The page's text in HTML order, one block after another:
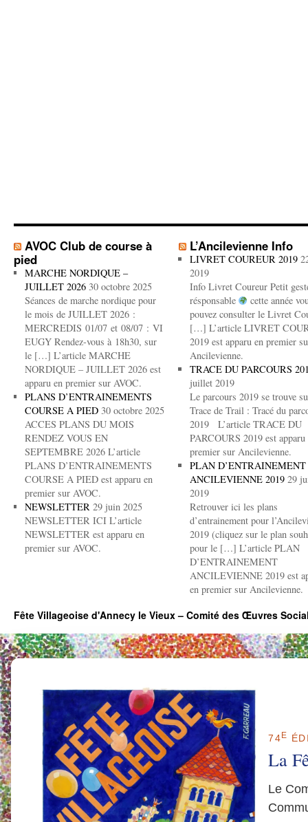
AVOC Club de course à
pied
MARCHE NORDIQUE –
JUILLET 2026 30 octobre 2025
Séances de marche nordique pour
le mois de JUILLET 2026 :
MERCREDIS 01/07 et 08/07 : VI
EUGY Rendez-vous à 18h30, sur
le […] L’article MARCHE
NORDIQUE – JUILLET 2026 est
apparu en premier sur AVOC.
PLANS D’ENTRAINEMENTS
COURSE A PIED 30 octobre 2025
ACCES PLANS DU MOIS
RENDEZ VOUS EN
SEPTEMBRE 2026 L’article
PLANS D’ENTRAINEMENTS
COURSE A PIED est apparu en
premier sur AVOC.
NEWSLETTER 29 juin 2025
NEWSLETTER ICI L’article
NEWSLETTER est apparu en
premier sur AVOC.
L’Ancilevienne Info
LIVRET COUREUR 2019
2019
Info Livret Coureur Petit
résponsable
cette année
pouvez consulter le Livret
[…] L’article LIVRET
2019 est apparu en premier
Ancilevienne.
TRACE DU PARCOURS
juillet 2019
Le parcours 2019 se trouve
Trace de Trail : Tracé du
2019 L’article TRACE DU
PARCOURS 2019 est apparu
premier sur Ancilevienne.
PLAN D’ENTRAINEMENT
ANCILEVIENNE 2019 29
2019
Retrouver ici les plans
d’entrainement pour
2019 (cliquez sur le plan
pour le […] L’article PLAN
D’ENTRAINEMENT
ANCILEVIENNE 2019 est
en premier sur Ancilevienne.
Fête Villageoise d'Annecy le Vieux – Comité des Œuvres
74E
La
Le